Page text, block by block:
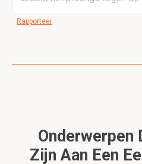
Rapporteer
Onderwerpen
Zijn Aan Een